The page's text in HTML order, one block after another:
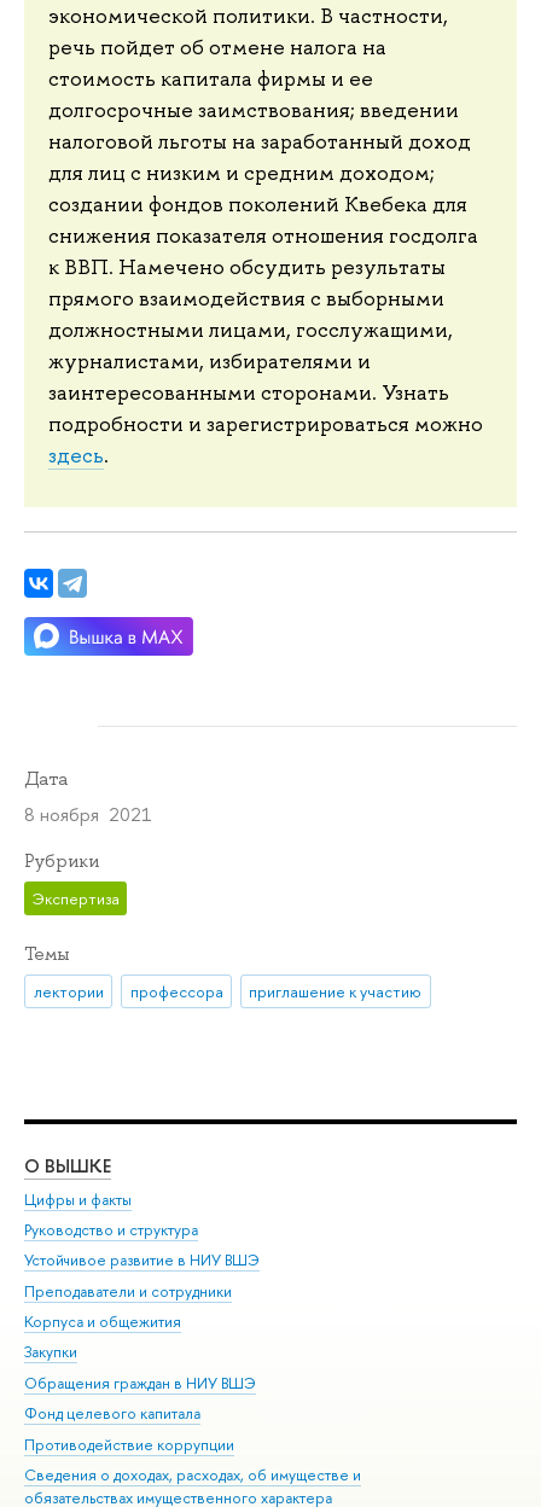
экономической политики. В частности,
речь пойдет об отмене налога на
стоимость капитала фирмы и ее
долгосрочные заимствования; введении
налоговой льготы на заработанный доход
для лиц с низким и средним доходом;
создании фондов поколений Квебека для
снижения показателя отношения госдолга
к ВВП. Намечено обсудить результаты
прямого взаимодействия с выборными
должностными лицами, госслужащими,
журналистами, избирателями и
заинтересованными сторонами. Узнать
подробности и зарегистрироваться можно
здесь.
Дата
8 ноября 2021
Рубрики
Экспертиза
Темы
лектории профессора приглашение к участию
О ВЫШКЕ
Цифры и факты
Руководство и структура
Устойчивое развитие в НИУ ВШЭ
Преподаватели и сотрудники
Корпуса и общежития
Закупки
Обращения граждан в НИУ ВШЭ
Фонд целевого капитала
Противодействие коррупции
Сведения о доходах, расходах, об имуществе и
обязательствах имущественного характера